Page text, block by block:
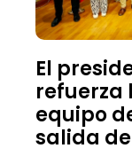
El
refuerza
equipo
salida